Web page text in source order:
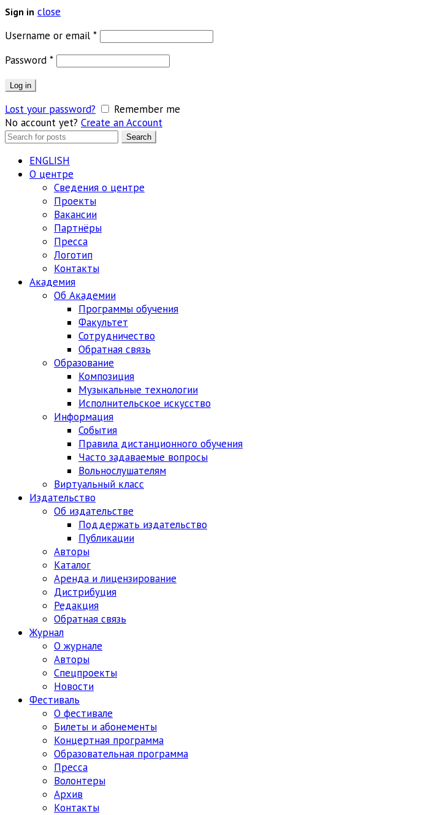
Sign in close
Username or email *Обязательно
Password *Обязательно
Log in
Lost your password?
Remember me
No account yet? Create an Account
Search
Search
ENGLISH
О центре
Сведения о центре
Проекты
Вакансии
Партнёры
Пресса
Логотип
Контакты
Академия
Об Академии
Программы обучения
Факультет
Сотрудничество
Обратная связь
Образование
Композиция
Музыкальные технологии
Исполнительское искусство
Информация
События
Правила дистанционного обучения
Часто задаваемые вопросы
Вольнослушателям
Виртуальный класс
Издательство
Об издательстве
Поддержать издательство
Публикации
Авторы
Каталог
Аренда и лицензирование
Дистрибуция
Редакция
Обратная связь
Журнал
О журнале
Авторы
Спецпроекты
Новости
Фестиваль
О фестивале
Билеты и абонементы
Концертная программа
Образовательная программа
Пресса
Волонтеры
Архив
Контакты